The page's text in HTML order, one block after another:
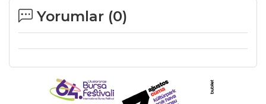
Yorumlar (0)